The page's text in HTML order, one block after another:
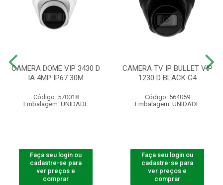
CAMERA DOME VIP 3430 D
IA 4MP IP67 30M
Código: 570018
Embalagem: UNIDADE
Faça seu login ou
cadastre-se para
ver preços e
comprar
CAMERA TV IP BULLET VIP
1230 D BLACK G4
Código: 564059
Embalagem: UNIDADE
Faça seu login ou
cadastre-se para
ver preços e
comprar